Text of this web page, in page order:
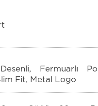
Fermuarlı
Fit, Metal Logo